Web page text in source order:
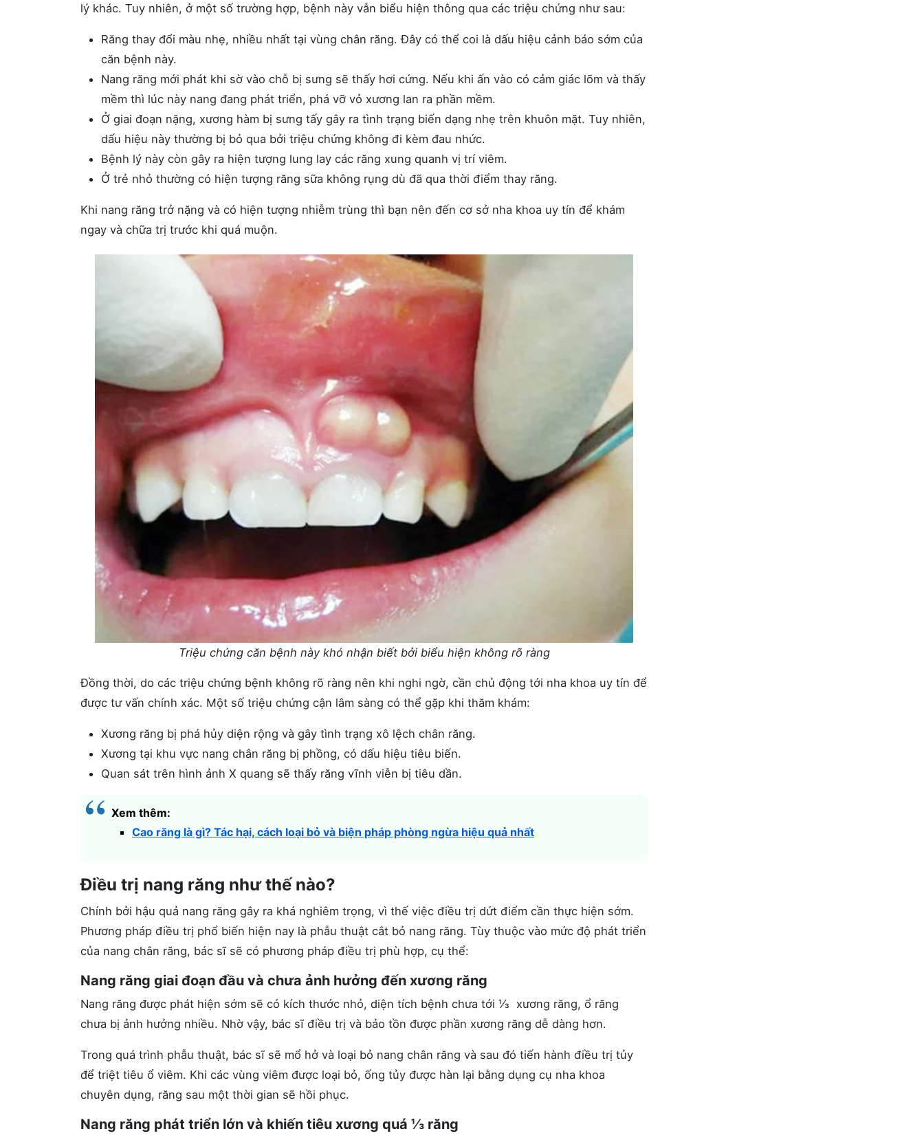
lý khác. Tuy nhiên, ở một số trường hợp, bệnh này vẫn biểu hiện thông qua các triệu chứng như sau:
Răng thay đổi màu nhẹ, nhiều nhất tại vùng chân răng. Đây có thể coi là dấu hiệu cảnh báo sớm của
căn bệnh này.
Nang răng mới phát khi sờ vào chỗ bị sưng sẽ thấy hơi cứng. Nếu khi ấn vào có cảm giác lõm và thấy
mềm thì lúc này nang đang phát triển, phá vỡ vỏ xương lan ra phần mềm.
Ở giai đoạn nặng, xương hàm bị sưng tấy gây ra tình trạng biến dạng nhẹ trên khuôn mặt. Tuy nhiên,
dấu hiệu này thường bị bỏ qua bởi triệu chứng không đi kèm đau nhức.
Bệnh lý này còn gây ra hiện tượng lung lay các răng xung quanh vị trí viêm.
Ở trẻ nhỏ thường có hiện tượng răng sữa không rụng dù đã qua thời điểm thay răng.
Khi nang răng trở nặng và có hiện tượng nhiễm trùng thì bạn nên đến cơ sở nha khoa uy tín để khám
ngay và chữa trị trước khi quá muộn.
Triệu chứng căn bệnh này khó nhận biết bởi biểu hiện không rõ ràng
Đồng thời, do các triệu chứng bệnh không rõ ràng nên khi nghi ngờ, cần chủ động tới nha khoa uy tín để
được tư vấn chính xác. Một số triệu chứng cận lâm sàng có thể gặp khi thăm khám:
Xương răng bị phá hủy diện rộng và gây tình trạng xô lệch chân răng.
Xương tại khu vực nang chân răng bị phồng, có dấu hiệu tiêu biến.
Quan sát trên hình ảnh X quang sẽ thấy răng vĩnh viễn bị tiêu dần.
Xem thêm:
Cao răng là gì? Tác hại, cách loại bỏ và biện pháp phòng ngừa hiệu quả nhất
Điều trị nang răng như thế nào?
Chính bởi hậu quả nang răng gây ra khá nghiêm trọng, vì thế việc điều trị dứt điểm cần thực hiện sớm.
Phương pháp điều trị phổ biến hiện nay là phẫu thuật cắt bỏ nang răng. Tùy thuộc vào mức độ phát triển
của nang chân răng, bác sĩ sẽ có phương pháp điều trị phù hợp, cụ thể:
Nang răng giai đoạn đầu và chưa ảnh hưởng đến xương răng
Nang răng được phát hiện sớm sẽ có kích thước nhỏ, diện tích bệnh chưa tới ⅓ xương răng, ổ răng
chưa bị ảnh hưởng nhiều. Nhờ vậy, bác sĩ điều trị và bảo tồn được phần xương răng dễ dàng hơn.
Trong quá trình phẫu thuật, bác sĩ sẽ mổ hở và loại bỏ nang chân răng và sau đó tiến hành điều trị tủy
để triệt tiêu ổ viêm. Khi các vùng viêm được loại bỏ, ống tủy được hàn lại bằng dụng cụ nha khoa
chuyên dụng, răng sau một thời gian sẽ hồi phục.
Nang răng phát triển lớn và khiến tiêu xương quá ⅓ răng